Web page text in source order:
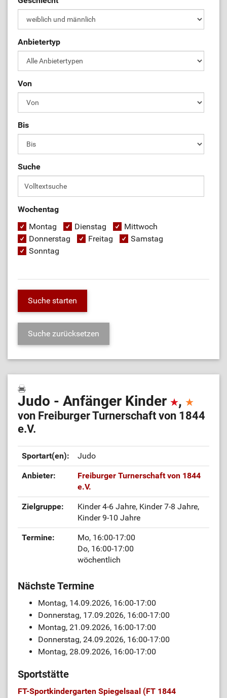
Anbietertyp
Von
Bis
Suche
Wochentag
Montag
Dienstag
Mittwoch
Donnerstag
Freitag
Samstag
Sonntag
Judo - Anfänger Kinder ,
von Freiburger Turnerschaft von 1844
e.V.
Sportart(en): Judo
Anbieter:
Freiburger Turnerschaft von 1844
e.V.
Zielgruppe:
Kinder 4-6 Jahre, Kinder 7-8 Jahre,
Kinder 9-10 Jahre
Termine:
Mo, 16:00-17:00
Do, 16:00-17:00
wöchentlich
Nächste Termine
Montag, 14.09.2026, 16:00-17:00
Donnerstag, 17.09.2026, 16:00-17:00
Montag, 21.09.2026, 16:00-17:00
Donnerstag, 24.09.2026, 16:00-17:00
Montag, 28.09.2026, 16:00-17:00
Sportstätte
FT-Sportkindergarten Spiegelsaal (FT 1844